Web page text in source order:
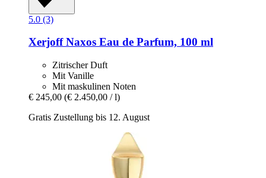
5.0 (3)
XerjoffNaxos Eau de Parfum, 100 ml
Zitrischer Duft
Mit Vanille
Mit maskulinen Noten
€ 245,00 (€ 2.450,00 / l)
Gratis Zustellung bis 12. August